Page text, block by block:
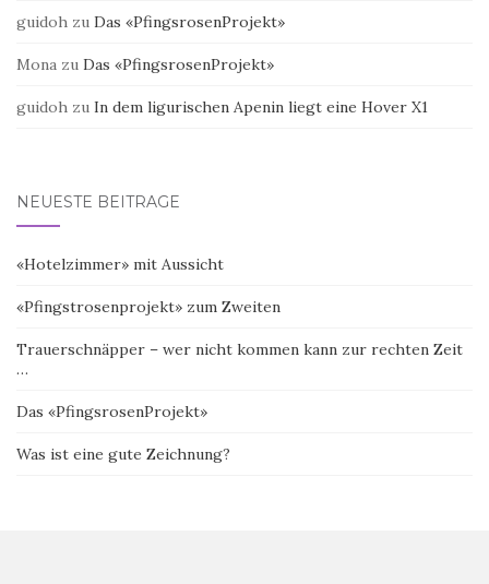
guidoh zu Das «PfingsrosenProjekt»
Mona zu Das «PfingsrosenProjekt»
guidoh zu In dem ligurischen Apenin liegt eine Hover X1
NEUESTE BEITRÄGE
«Hotelzimmer» mit Aussicht
«Pfingstrosenprojekt» zum Zweiten
Trauerschnäpper – wer nicht kommen kann zur rechten Zeit
…
Das «PfingsrosenProjekt»
Was ist eine gute Zeichnung?